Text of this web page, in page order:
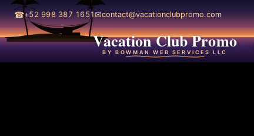
☎+52 998 387 1651✉contact@vacationclubpromo.com
Vacation Club Promo
BY BOWMAN WEB SERVICES LLC